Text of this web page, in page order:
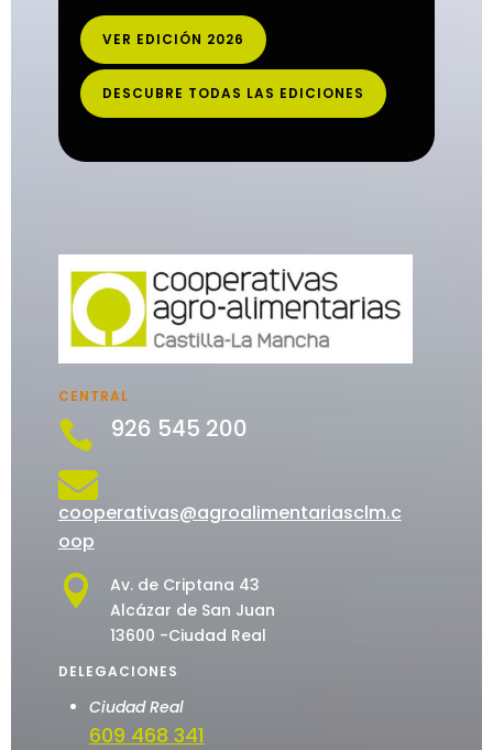
VER EDICIÓN 2026
DESCUBRE TODAS LAS EDICIONES
CENTRAL
 926 545 200

cooperativas@agroalimentariasclm.c
oop

Av. de Criptana 43
Alcázar de San Juan
13600 -Ciudad Real
DELEGACIONES
Ciudad Real
609 468 341